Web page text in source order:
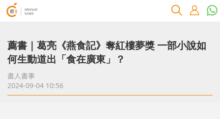
薦書｜葛亮《燕食記》奪紅樓夢獎 一部小說如
何生動道出「食在廣東」？
書人書事
2024-09-04 10:56